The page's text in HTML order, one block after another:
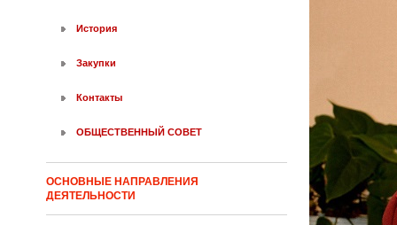
История
Закупки
Контакты
ОБЩЕСТВЕННЫЙ СОВЕТ
ОСНОВНЫЕ НАПРАВЛЕНИЯ
ДЕЯТЕЛЬНОСТИ